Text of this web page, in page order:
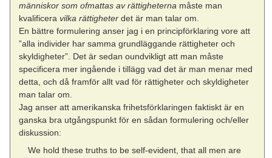
människor som ofmattas av rättigheterna måste man
kvalificeravilka rättigheter det är man talar om.
En bättre formulering anser jag i en principförklaring vore att
”alla individer har samma grundläggande rättigheter och
skyldigheter”. Det är sedan oundvikligt att man måste
specificera mer ingående i tillägg vad det är man menar med
detta, och då framför allt vad för rättigheter och skyldigheter
man talar om.
Jag anser att amerikanska frihetsförklaringen faktiskt är en
ganska bra utgångspunkt för en sådan formulering och/eller
diskussion:
We hold these truths to be self-evident, that all men are